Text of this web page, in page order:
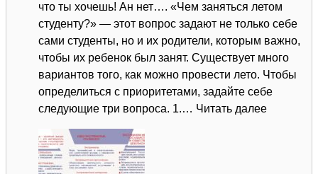
что ты хочешь! Ан нет…. «Чем заняться летом
студенту?» — этот вопрос задают не только себе
сами студенты, но и их родители, которым важно,
чтобы их ребенок был занят. Существует много
вариантов того, как можно провести лето. Чтобы
определиться с приоритетами, задайте себе
следующие три вопроса. 1.… Читать далее: